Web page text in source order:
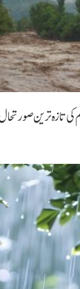
تازہ ترین صورتحال